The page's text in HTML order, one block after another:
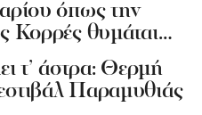
όπως την
Κορρές θυμάται…
τ’ άστρα: Θερμή
Παραμυθιάς